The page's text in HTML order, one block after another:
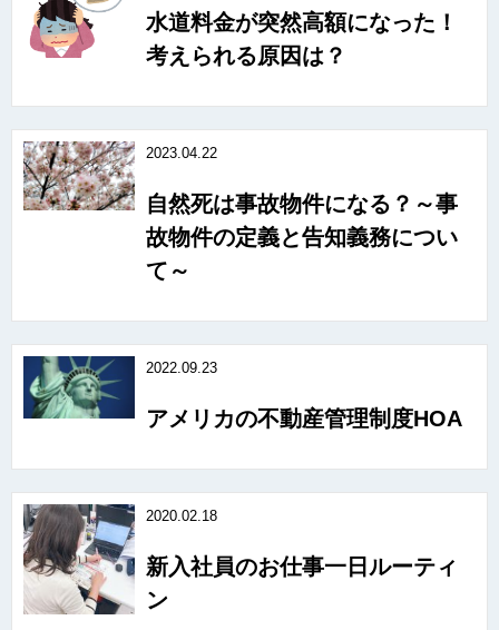
水道料金が突然高額になった！
考えられる原因は？
2023.04.22
自然死は事故物件になる？～事
故物件の定義と告知義務につい
て～
2022.09.23
アメリカの不動産管理制度HOA
2020.02.18
新入社員のお仕事一日ルーティ
ン